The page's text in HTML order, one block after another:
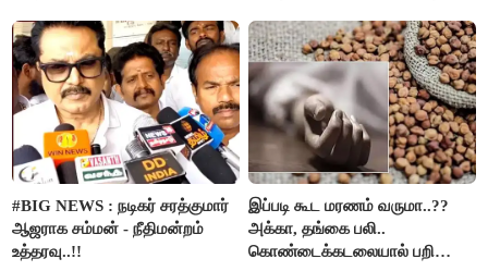
கைது..!!
#BIG NEWS : நடிகர் சரத்குமார்
ஆஜராக சம்மன் - நீதிமன்றம்
உத்தரவு..!!
இப்படி கூட மரணம் வருமா..??
அக்கா, தங்கை பலி..
கொண்டைக்கடலையால் பறிபோன